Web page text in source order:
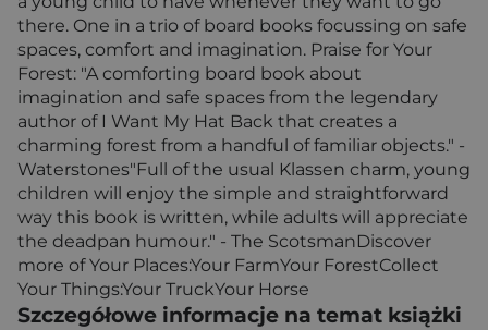
there. One in a trio of board books focussing on safe
spaces, comfort and imagination. Praise for Your
Forest: "A comforting board book about
imagination and safe spaces from the legendary
author of I Want My Hat Back that creates a
charming forest from a handful of familiar objects." -
Waterstones"Full of the usual Klassen charm, young
children will enjoy the simple and straightforward
way this book is written, while adults will appreciate
the deadpan humour." - The ScotsmanDiscover
more of Your Places:Your FarmYour ForestCollect
Your Things:Your TruckYour Horse
Szczegółowe informacje na temat książki